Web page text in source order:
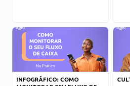
INFOGRÁFICO: COMO